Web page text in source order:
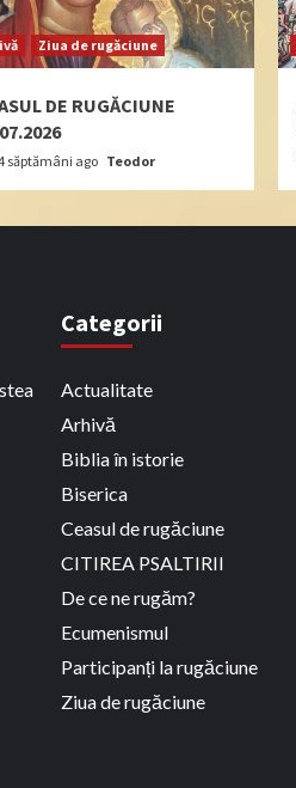
Ziua de rugăciune
DE RUGĂCIUNE
săptămâni ago Teodor
Categorii
Actualitate
Arhivă
Biblia în istorie
Biserica
Ceasul de rugăciune
CITIREA PSALTIRII
De ce ne rugăm?
Ecumenismul
Participanți la rugăciune
Ziua de rugăciune